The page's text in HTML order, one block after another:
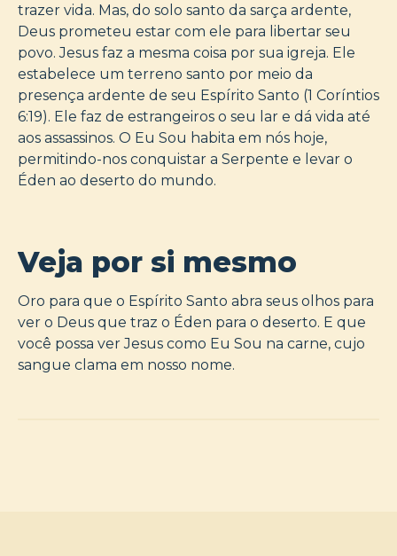
trazer vida. Mas, do solo santo da sarça ardente,
Deus prometeu estar com ele para libertar seu
povo. Jesus faz a mesma coisa por sua igreja. Ele
estabelece um terreno santo por meio da
presença ardente de seu Espírito Santo (1 Coríntios
6:19). Ele faz de estrangeiros o seu lar e dá vida até
aos assassinos. O Eu Sou habita em nós hoje,
permitindo-nos conquistar a Serpente e levar o
Éden ao deserto do mundo.
Veja por si mesmo
Oro para que o Espírito Santo abra seus olhos para
ver o Deus que traz o Éden para o deserto. E que
você possa ver Jesus como Eu Sou na carne, cujo
sangue clama em nosso nome.